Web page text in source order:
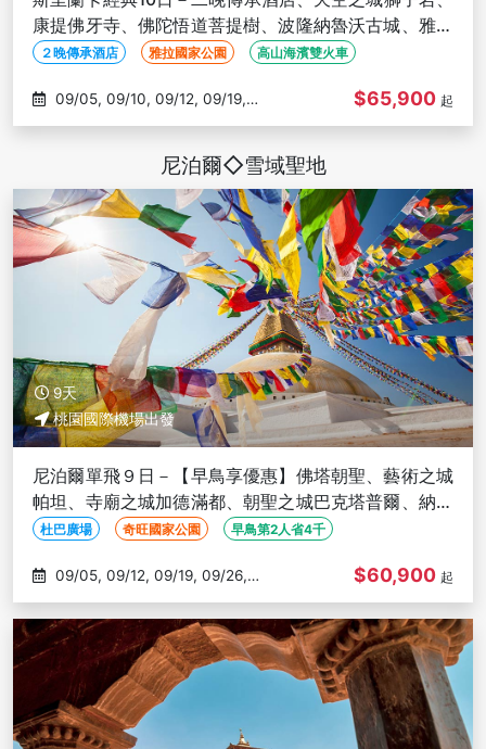
康提佛牙寺、佛陀悟道菩提樹、波隆納魯沃古城、雅拉
國家公園
２晚傳承酒店 雅拉國家公園 高山海濱雙火車
09/26
$65,900 起
尼泊爾◇雪域聖地
9天
桃園國際機場出發
尼泊爾單飛９日－【早鳥享優惠】佛塔朝聖、藝術之城
帕坦、寺廟之城加德滿都、朝聖之城巴克塔普爾、納加
闊特日出、奇旺國家公園
杜巴廣場 奇旺國家公園 早鳥第2人省4千
10/03
$60,900 起